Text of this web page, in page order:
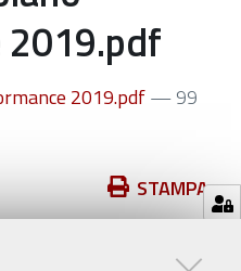
2019.pdf— 99
STAMPA